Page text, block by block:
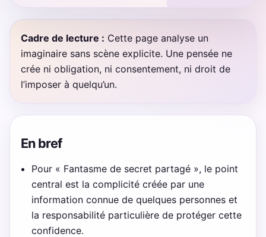
Cadre de lecture : Cette page analyse un
imaginaire sans scène explicite. Une pensée ne
crée ni obligation, ni consentement, ni droit de
l’imposer à quelqu’un.
En bref
Pour « Fantasme de secret partagé », le point
central est la complicité créée par une
information connue de quelques personnes et
la responsabilité particulière de protéger cette
confidence.